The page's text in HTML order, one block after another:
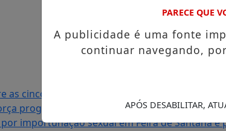
as cinco cidades mais violentas do Brasil e cai
programação com Thalles RobertoReforma
importunação sexual em Feira de Santana é
PARECE QUE
A publicidade é uma fonte
continuar navegando,
APÓS DESABILITAR,